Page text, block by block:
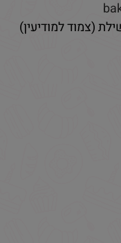
(צמוד למודיעין)